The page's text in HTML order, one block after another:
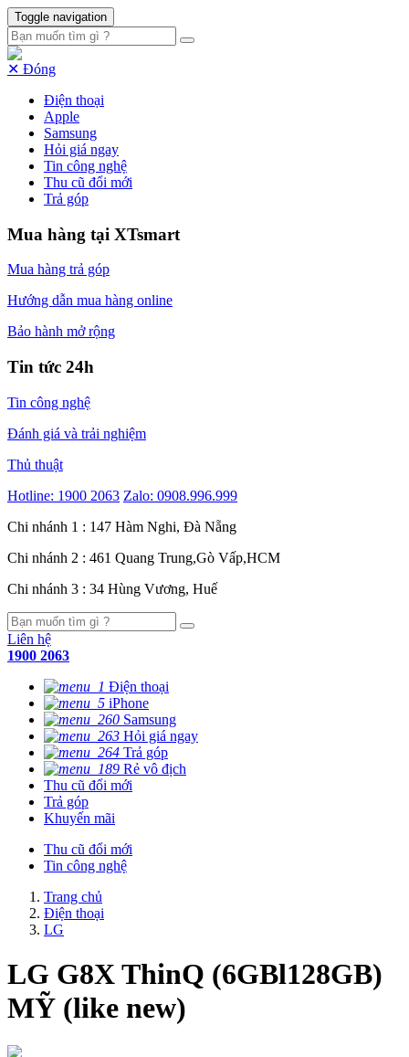
Toggle navigation
✕ Đóng
Điện thoại
Apple
Samsung
Hỏi giá ngay
Tin công nghệ
Thu cũ đổi mới
Trả góp
Mua hàng tại XTsmart
Mua hàng trả góp
Hướng dẫn mua hàng online
Bảo hành mở rộng
Tin tức 24h
Tin công nghệ
Đánh giá và trải nghiệm
Thủ thuật
Hotline: 1900 2063 Zalo: 0908.996.999
Chi nhánh 1 : 147 Hàm Nghi, Đà Nẵng
Chi nhánh 2 : 461 Quang Trung,Gò Vấp,HCM
Chi nhánh 3 : 34 Hùng Vương, Huế
Liên hệ
1900 2063
Điện thoại
iPhone
Samsung
Hỏi giá ngay
Trả góp
Rẻ vô địch
Thu cũ đổi mới
Trả góp
Khuyến mãi
Thu cũ đổi mới
Tin công nghệ
Trang chủ
Điện thoại
LG
LG G8X ThinQ (6GBl128GB)
MỸ (like new)